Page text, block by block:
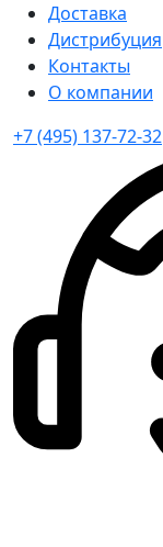
Доставка
Дистрибуция
Контакты
О компании
+7 (495) 137-72-32